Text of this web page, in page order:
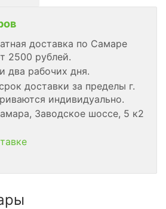
доставка по Самаре
2500 рублей.
два рабочих дня.
доставки за пределы г.
индивидуально.
Заводское шоссе, 5 к2